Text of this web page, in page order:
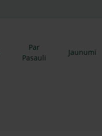
Par
Pasauli
Jaunumi